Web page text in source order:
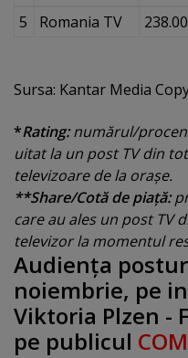
5
Romania TV
Sursa: Kantar Media
*Rating:numărul/
uitat la un post TV din
televizoare de la oraşe.
**Share/Cotă de piaţă:
care au ales un post TV
televizor la momentul
Audienţa
noiembrie, pe
Viktoria Plzen -
pe publicul